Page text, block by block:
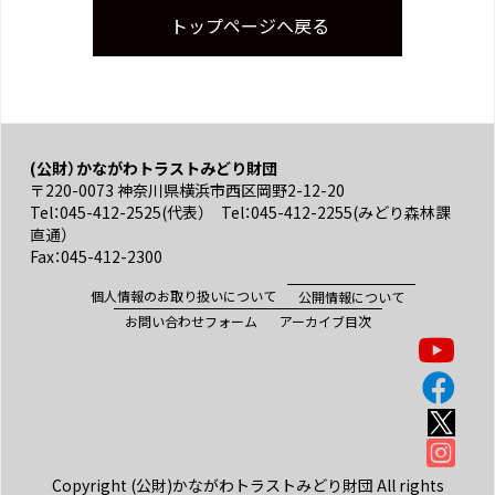
トップページへ戻る
(公財）かながわトラストみどり財団
〒220-0073 神奈川県横浜市西区岡野2-12-20
Tel：045-412-2525(代表） Tel：045-412-2255(みどり森林課
直通）
Fax：045-412-2300
個人情報のお取り扱いについて
公開情報について
お問い合わせフォーム
アーカイブ目次
Copyright (公財)かながわトラストみどり財団 All rights